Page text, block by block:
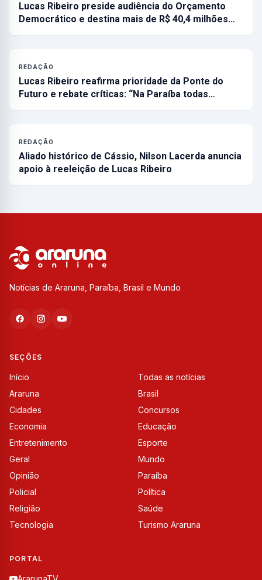
Lucas Ribeiro preside audiência do Orçamento
Democrático e destina mais de R$ 40,4 milhões…
REDAÇÃO
Lucas Ribeiro reafirma prioridade da Ponte do
Futuro e rebate críticas: “Na Paraíba todas…
REDAÇÃO
Aliado histórico de Cássio, Nilson Lacerda anuncia
apoio à reeleição de Lucas Ribeiro
Notícias de Araruna, Paraíba, Brasil e Mundo
SEÇÕES
Início
Todas as notícias
Araruna
Brasil
Cidades
Concursos
Economia
Educação
Entretenimento
Esporte
Geral
Mundo
Opinião
Paraíba
Policial
Política
Religião
Saúde
Tecnologia
Turismo Araruna
PORTAL